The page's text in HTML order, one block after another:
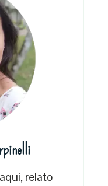
relato